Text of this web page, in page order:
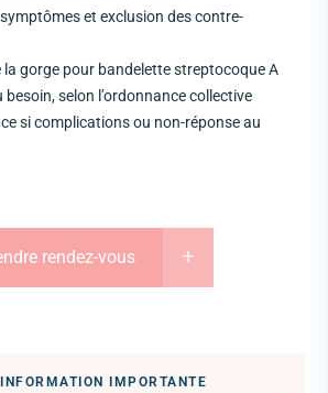
et exclusion des contre-
la gorge pour bandelette streptocoque A
selon l’ordonnance collective
si complications ou non-réponse au
rendez-vous
INFORMATION IMPORTANTE